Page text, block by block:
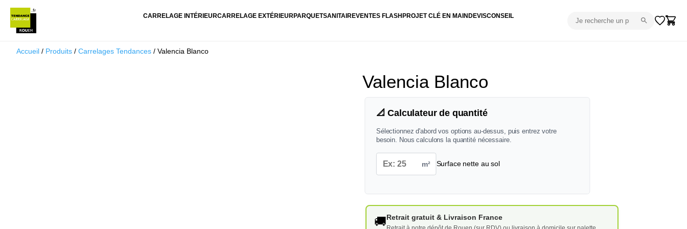
CARRELAGE INTÉRIEURCARRELAGE EXTÉRIEURPARQUETSANITAIREVENTES FLASH PROJET CLÉ EN MAIN DEVISCONSEIL
Accueil / Produits / Carrelages Tendances / Valencia Blanco
Valencia Blanco
📐 Calculateur de quantité
Sélectionnez d'abord vos options au-dessus, puis entrez votre
besoin. Nous calculons la quantité nécessaire.
m² Surface nette au sol
🚚Retrait gratuit & Livraison France